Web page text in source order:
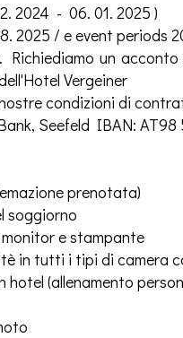
2024 - 06. 01. 2025 )
2025 / e event periods
un
Vergeiner
condizioni di
Seefeld IBAN: AT98
prenotata)
soggiorno
e stampante
in tutti i tipi di camera
hotel (allenamento